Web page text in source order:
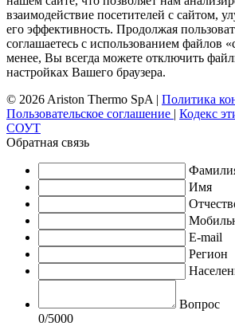
взаимодействие посетителей с сайтом,
его эффективность. Продолжая
соглашаетесь с использованием файлов
менее, Вы всегда можете отключить
настройках Вашего браузера.
© 2026 Ariston Thermo SpA | Политика
Пользовательское соглашение | Кодекс
СОУТ
Обратная связь
Имя
E-mail
Регион
Вопрос
0/5000